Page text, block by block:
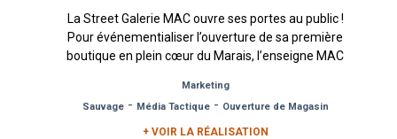
La Street Galerie MAC ouvre ses portes au public !
Pour événementialiser l’ouverture de sa première
boutique en plein cœur du Marais, l’enseigne MAC
Marketing
Sauvage- Média Tactique- Ouverture de Magasin
+ VOIR LA RÉALISATION